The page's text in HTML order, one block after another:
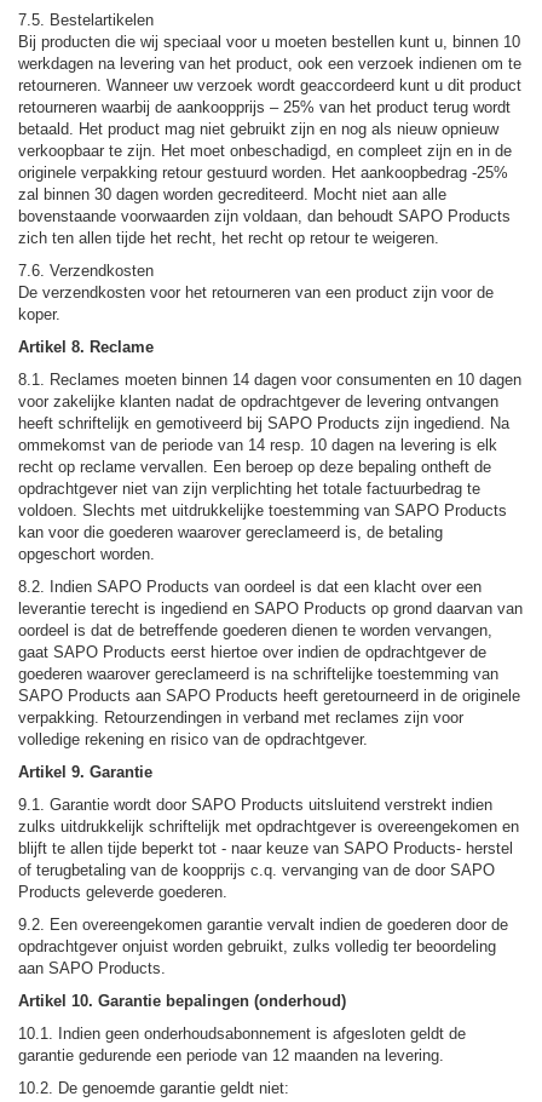
7.5. Bestelartikelen
Bij producten die wij speciaal voor u moeten bestellen kunt u, binnen 10
werkdagen na levering van het product, ook een verzoek indienen om te
retourneren. Wanneer uw verzoek wordt geaccordeerd kunt u dit product
retourneren waarbij de aankoopprijs – 25% van het product terug wordt
betaald. Het product mag niet gebruikt zijn en nog als nieuw opnieuw
verkoopbaar te zijn. Het moet onbeschadigd, en compleet zijn en in de
originele verpakking retour gestuurd worden. Het aankoopbedrag -25%
zal binnen 30 dagen worden gecrediteerd. Mocht niet aan alle
bovenstaande voorwaarden zijn voldaan, dan behoudt SAPO Products
zich ten allen tijde het recht, het recht op retour te weigeren.
7.6. Verzendkosten
De verzendkosten voor het retourneren van een product zijn voor de
koper.
Artikel 8. Reclame
8.1. Reclames moeten binnen 14 dagen voor consumenten en 10 dagen
voor zakelijke klanten nadat de opdrachtgever de levering ontvangen
heeft schriftelijk en gemotiveerd bij SAPO Products zijn ingediend. Na
ommekomst van de periode van 14 resp. 10 dagen na levering is elk
recht op reclame vervallen. Een beroep op deze bepaling ontheft de
opdrachtgever niet van zijn verplichting het totale factuurbedrag te
voldoen. Slechts met uitdrukkelijke toestemming van SAPO Products
kan voor die goederen waarover gereclameerd is, de betaling
opgeschort worden.
8.2. Indien SAPO Products van oordeel is dat een klacht over een
leverantie terecht is ingediend en SAPO Products op grond daarvan van
oordeel is dat de betreffende goederen dienen te worden vervangen,
gaat SAPO Products eerst hiertoe over indien de opdrachtgever de
goederen waarover gereclameerd is na schriftelijke toestemming van
SAPO Products aan SAPO Products heeft geretourneerd in de originele
verpakking. Retourzendingen in verband met reclames zijn voor
volledige rekening en risico van de opdrachtgever.
Artikel 9. Garantie
9.1. Garantie wordt door SAPO Products uitsluitend verstrekt indien
zulks uitdrukkelijk schriftelijk met opdrachtgever is overeengekomen en
blijft te allen tijde beperkt tot - naar keuze van SAPO Products- herstel
of terugbetaling van de koopprijs c.q. vervanging van de door SAPO
Products geleverde goederen.
9.2. Een overeengekomen garantie vervalt indien de goederen door de
opdrachtgever onjuist worden gebruikt, zulks volledig ter beoordeling
aan SAPO Products.
Artikel 10. Garantie bepalingen (onderhoud)
10.1. Indien geen onderhoudsabonnement is afgesloten geldt de
garantie gedurende een periode van 12 maanden na levering.
10.2. De genoemde garantie geldt niet: